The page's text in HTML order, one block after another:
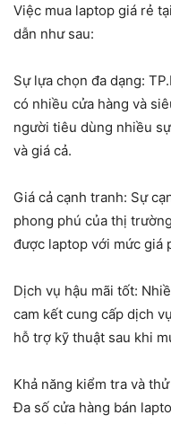
Việc mua laptop giá rẻ
dẫn như sau:
Sự lựa chọn đa dạng:
có nhiều cửa hàng và
người tiêu dùng nhiều
và giá cả.
Giá cả cạnh tranh: Sự
phong phú của thị
được laptop với mức giá
Dịch vụ hậu mãi tốt:
cam kết cung cấp dịch
hỗ trợ kỹ thuật sau khi
Khả năng kiểm tra và
Đa số cửa hàng bán